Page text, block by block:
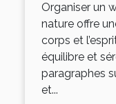
Organiser un
nature offre
corps et
équilibre et
paragraphes
et...